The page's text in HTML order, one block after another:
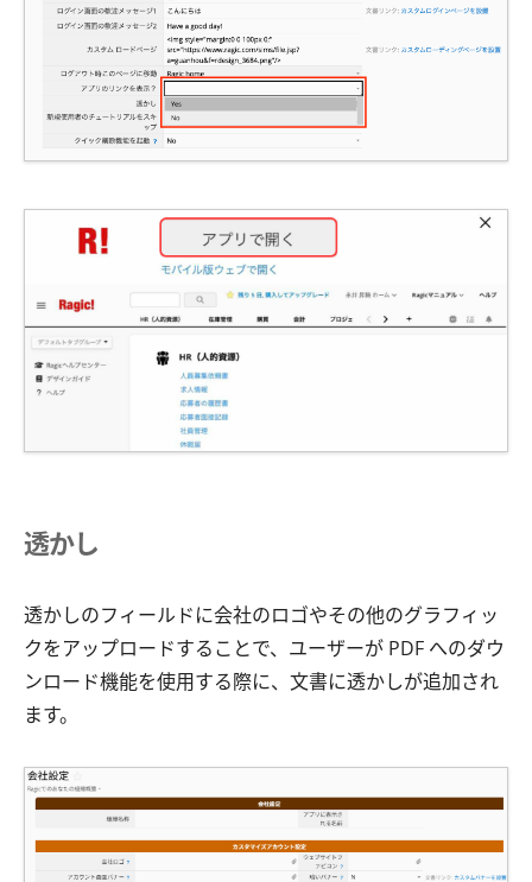
透かし
透かしのフィールドに会社のロゴやその他のグラフィッ
クをアップロードすることで、ユーザーが PDF へのダウ
ンロード機能を使用する際に、文書に透かしが追加され
ます。